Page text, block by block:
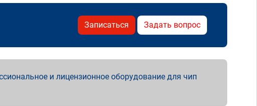
Записаться Задать вопрос
и лицензионное оборудование для чип